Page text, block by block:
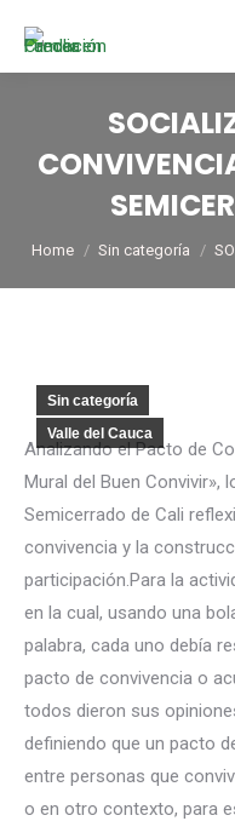
You are here:
Home Sin categoría
Sin categoría
Valle del Cauca
Analizando el Pacto de
Mural del Buen Convivir»,
Semicerrado de Cali
convivencia y la
participación.Para la
en la cual, usando una
palabra, cada uno debía
pacto de convivencia o
todos dieron sus
definiendo que un pacto
entre personas que
o en otro contexto, para